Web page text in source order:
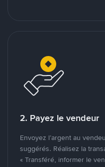
2. Payez le vendeur
Envoyez l’argent au
suggérés. Réalisez la
« Transféré, informer le